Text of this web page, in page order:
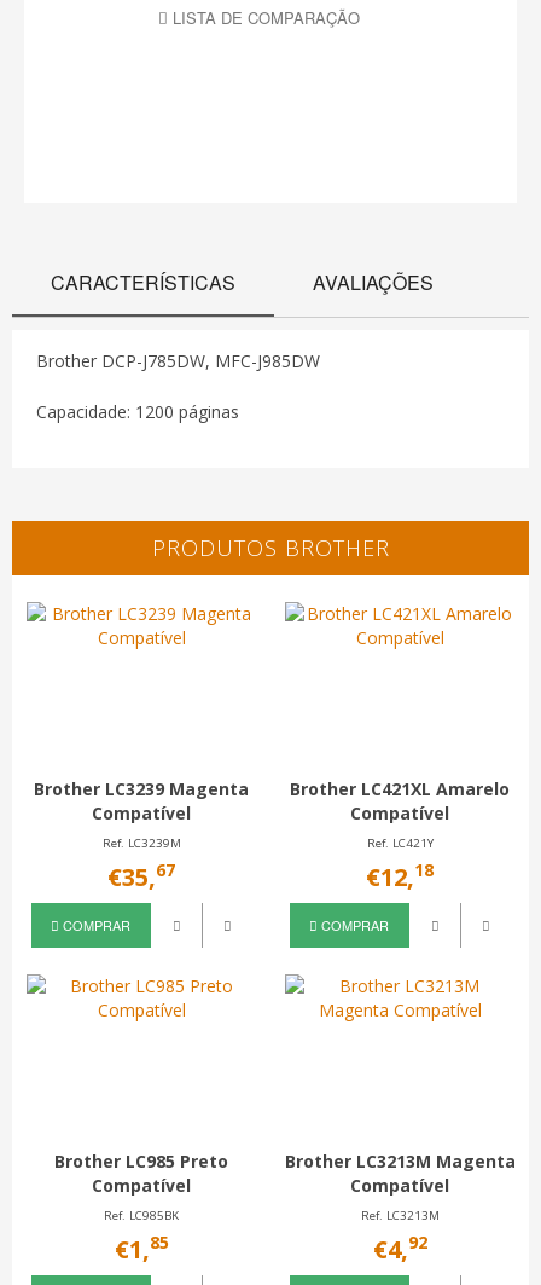
LISTA DE COMPARAÇÃO
CARACTERÍSTICAS AVALIAÇÕES
Brother DCP-J785DW, MFC-J985DW
Capacidade: 1200 páginas
PRODUTOS BROTHER
Brother LC3239 Magenta
Compatível
Ref. LC3239M
€35,67
COMPRAR
Brother LC421XL Amarelo
Compatível
Ref. LC421Y
€12,18
COMPRAR
Brother LC985 Preto
Compatível
Ref. LC985BK
€1,85
Brother LC3213M Magenta
Compatível
Ref. LC3213M
€4,92